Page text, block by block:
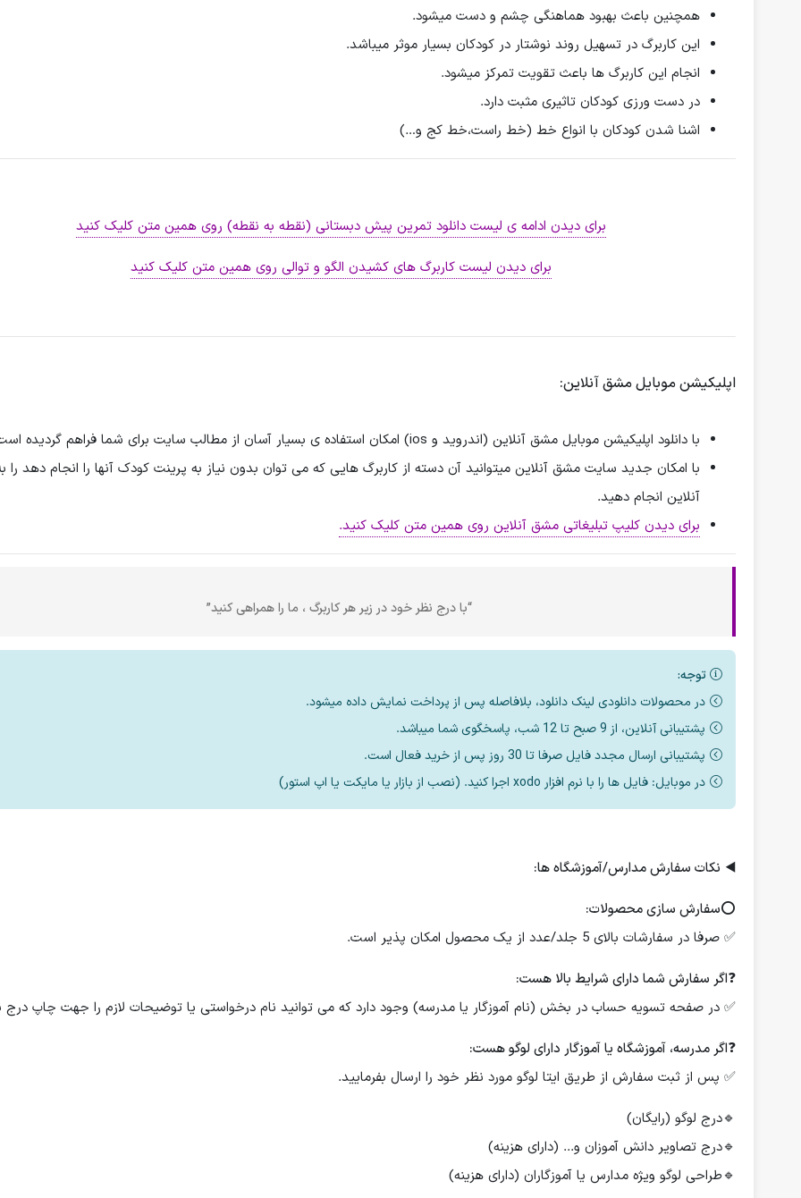
همچنین باعث بهبود هماهنگی چشم و دست میشود.
این کاربرگ در تسهیل روند نوشتار در کودکان بسیار موثر میباشد.
انجام این کاربرگ ها باعث تقویت تمرکز میشود.
در دست ورزی کودکان تاثیری مثبت دارد.
اشنا شدن کودکان با انواع خط (خط راست،خط کج و…)
برای دیدن ادامه ی لیست دانلود تمرین پیش دبستانی (نقطه به نقطه) روی همین متن کلیک کنید
برای دیدن لیست کاربرگ های کشیدن الگو و توالی روی همین متن کلیک کنید
اپلیکیشن موبایل مشق آنلاین:
با دانلود اپلیکیشن موبایل مشق آنلاین (اندروید و ios) امکان استفاده ی بسیار آسان از مطالب سایت برای شما فراهم گردیده است.
با امکان جدید سایت مشق آنلاین میتوانید آن دسته از کاربرگ هایی که می توان بدون نیاز به پرینت کودک آنها را انجام دهد
آنلاین انجام دهید.
برای دیدن کلیپ تبلیغاتی مشق آنلاین روی همین متن کلیک کنید.
“با درج نظر خود در زیر هر کاربرگ ، ما را همراهی کنید”
توجه:
در محصولات دانلودی لینک دانلود، بلافاصله پس از پرداخت نمایش داده میشود.
پشتیبانی آنلاین، از 9 صبح تا 12 شب، پاسخگوی شما میباشد.
پشتیبانی ارسال مجدد فایل صرفا تا 30 روز پس از خرید فعال است.
در موبایل: فایل ها را با نرم افزار xodo اجرا کنید. (نصب از بازار یا مایکت یا اپ استور)
◀️ نکات سفارش مدارس/آموزشگاه ها:
⭕️سفارش سازی محصولات:
✅ صرفا در سفارشات بالای 5 جلد/عدد از یک محصول امکان پذیر است.
❓اگر سفارش شما دارای شرایط بالا هست:
✅ در صفحه تسویه حساب در بخش (نام آموزگار یا مدرسه) وجود دارد که می توانید نام درخواستی یا توضیحات لازم را جهت چاپ درج
❓اگر مدرسه، آموزشگاه یا آموزگار دارای لوگو هست:
✅ پس از ثبت سفارش از طریق ایتا لوگو مورد نظر خود را ارسال بفرمایید.
🔹درج لوگو (رایگان)
🔹درج تصاویر دانش آموزان و... (دارای هزینه)
🔹طراحی لوگو ویژه مدارس یا آموزگاران (دارای هزینه)